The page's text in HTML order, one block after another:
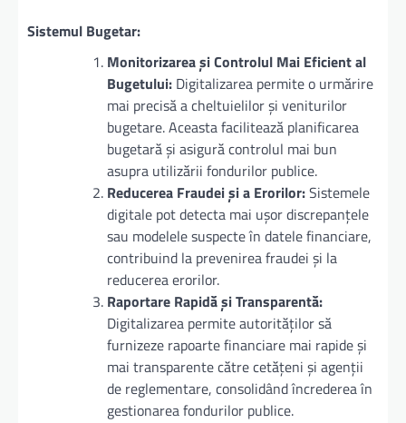
Sistemul Bugetar:
Monitorizarea și Controlul Mai Eficient al
Bugetului: Digitalizarea permite o urmărire
mai precisă a cheltuielilor și veniturilor
bugetare. Aceasta facilitează planificarea
bugetară și asigură controlul mai bun
asupra utilizării fondurilor publice.
Reducerea Fraudei și a Erorilor:Sistemele
digitale pot detecta mai ușor discrepanțele
sau modelele suspecte în datele financiare,
contribuind la prevenirea fraudei și la
reducerea erorilor.
Raportare Rapidă și Transparentă:
Digitalizarea permite autorităților să
furnizeze rapoarte financiare mai rapide și
mai transparente către cetățeni și agenții
de reglementare, consolidând încrederea în
gestionarea fondurilor publice.